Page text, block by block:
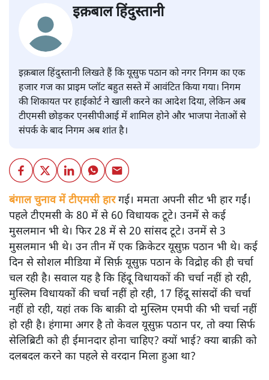
इक़बाल हिंदुस्तानी
इक़बाल हिंदुस्तानी लिखते हैं कि यूसुफ पठान को नगर निगम का एक
हजार गज का प्राइम प्लॉट बहुत सस्ते में आवंटित किया गया। निगम
की शिकायत पर हाईकोर्ट ने खाली करने का आदेश दिया, लेकिन अब
टीएमसी छोड़कर एनसीपीआई में शामिल होने और भाजपा नेताओं से
संपर्क के बाद निगम अब शांत है।
बंगाल चुनाव में टीएमसी हारगई। ममता अपनी सीट भी हार गईं।
पहले टीएमसी के 80 में से 60 विधायक टूटे। उनमें से कई
मुसलमान भी थे। फिर 28 में से 20 सांसद टूटे। उनमें से 3
मुसलमान भी थे। उन तीन में एक क्रिकेटर यूसुफ़ पठान भी थे। कई
दिन से सोशल मीडिया में सिर्फ़ यूसुफ़ पठान के विद्रोह की ही चर्चा
चल रही है। सवाल यह है कि हिंदू विधायकों की चर्चा नहीं हो रही,
मुस्लिम विधायकों की चर्चा नहीं हो रही, 17 हिंदू सांसदों की चर्चा
नहीं हो रही, यहां तक कि बाक़ी दो मुस्लिम एमपी की भी चर्चा नहीं
हो रही है। हंगामा अगर है तो केवल यूसुफ़ पठान पर, तो क्या सिर्फ
सेलिब्रिटी को ही ईमानदार होना चाहिए? क्यों भाई? क्या बाक़ी को
दलबदल करने का पहले से वरदान मिला हुआ था?